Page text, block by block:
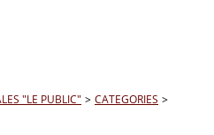
"LE PUBLIC" > CATEGORIES >